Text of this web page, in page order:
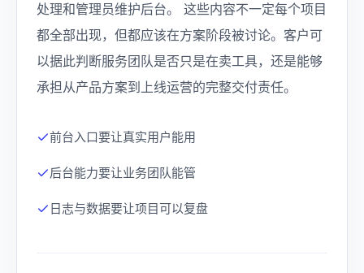
处理和管理员维护后台。 这些内容不一定每个项目
都全部出现，但都应该在方案阶段被讨论。客户可
以据此判断服务团队是否只是在卖工具，还是能够
承担从产品方案到上线运营的完整交付责任。
前台入口要让真实用户能用
后台能力要让业务团队能管
日志与数据要让项目可以复盘